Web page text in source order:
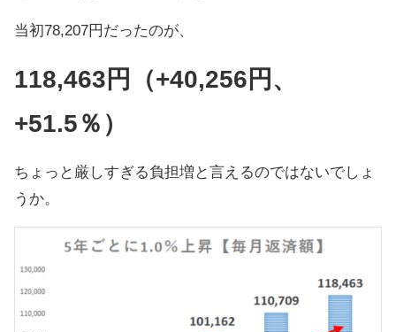
当初78,207円だったのが、
118,463円（+40,256円、
+51.5％）
ちょっと厳しすぎる負担増と言えるのではないでしょ
うか。